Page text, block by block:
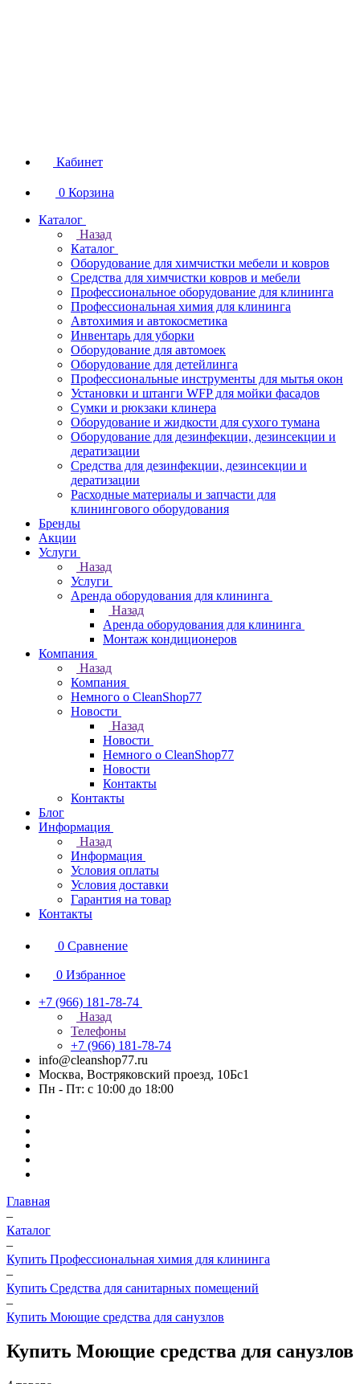
Кабинет
0 Корзина
Каталог
Назад
Каталог
Оборудование для химчистки мебели и ковров
Средства для химчистки ковров и мебели
Профессиональное оборудование для клининга
Профессиональная химия для клининга
Автохимия и автокосметика
Инвентарь для уборки
Оборудование для автомоек
Оборудование для детейлинга
Профессиональные инструменты для мытья окон
Установки и штанги WFP для мойки фасадов
Сумки и рюкзаки клинера
Оборудование и жидкости для сухого тумана
Оборудование для дезинфекции, дезинсекции и
дератизации
Средства для дезинфекции, дезинсекции и
дератизации
Расходные материалы и запчасти для
клинингового оборудования
Бренды
Акции
Услуги
Назад
Услуги
Аренда оборудования для клининга
Назад
Аренда оборудования для клининга
Монтаж кондиционеров
Компания
Назад
Компания
Немного о CleanShop77
Новости
Назад
Новости
Немного о CleanShop77
Новости
Контакты
Контакты
Блог
Информация
Назад
Информация
Условия оплаты
Условия доставки
Гарантия на товар
Контакты
0 Сравнение
0 Избранное
+7 (966) 181-78-74
Назад
Телефоны
+7 (966) 181-78-74
info@cleanshop77.ru
Москва, Востряковский проезд, 10Бс1
Пн - Пт: с 10:00 до 18:00
Главная
–
Каталог
–
Купить Профессиональная химия для клининга
–
Купить Средства для санитарных помещений
–
Купить Моющие средства для санузлов
Купить Моющие средства для санузлов